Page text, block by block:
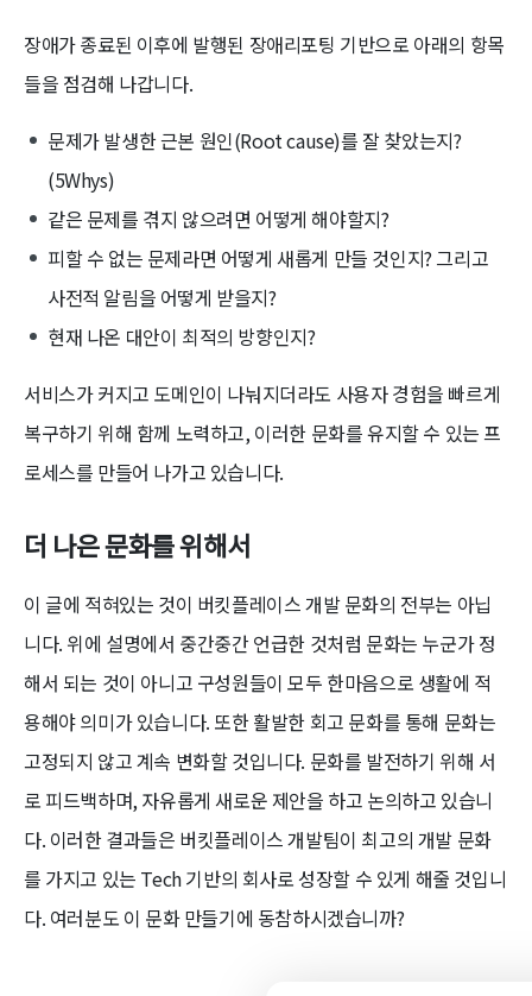
장애가 종료된 이후에 발행된 장애리포팅 기반으로 아래의 항목
들을 점검해 나갑니다.
문제가 발생한 근본 원인(Root cause)를 잘 찾았는지?
(5Whys)
같은 문제를 겪지 않으려면 어떻게 해야할지?
피할 수 없는 문제라면 어떻게 새롭게 만들 것인지? 그리고
사전적 알림을 어떻게 받을지?
현재 나온 대안이 최적의 방향인지?
서비스가 커지고 도메인이 나눠지더라도 사용자 경험을 빠르게
복구하기 위해 함께 노력하고, 이러한 문화를 유지할 수 있는 프
로세스를 만들어 나가고 있습니다.
더 나은 문화를 위해서
이 글에 적혀있는 것이 버킷플레이스 개발 문화의 전부는 아닙
니다. 위에 설명에서 중간중간 언급한 것처럼 문화는 누군가 정
해서 되는 것이 아니고 구성원들이 모두 한마음으로 생활에 적
용해야 의미가 있습니다. 또한 활발한 회고 문화를 통해 문화는
고정되지 않고 계속 변화할 것입니다. 문화를 발전하기 위해 서
로 피드백하며, 자유롭게 새로운 제안을 하고 논의하고 있습니
다. 이러한 결과들은 버킷플레이스 개발팀이 최고의 개발 문화
를 가지고 있는 Tech 기반의 회사로 성장할 수 있게 해줄 것입니
다. 여러분도 이 문화 만들기에 동참하시겠습니까?